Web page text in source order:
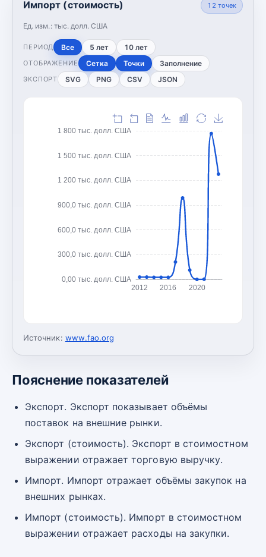
Импорт (стоимость)
Ед. изм.: тыс. долл. США
12 точек
ПЕРИОД Все 5 лет 10 лет
ОТОБРАЖЕНИЕ Сетка Точки Заполнение
ЭКСПОРТ SVG PNG CSV JSON
0,00 тыс. долл. США
300,0 тыс. долл. США
600,0 тыс. долл. США
900,0 тыс. долл. США
1 200 тыс. долл. США
1 500 тыс. долл. США
1 800 тыс. долл. США
2012 2016 2020
Источник: www.fao.org
Пояснение показателей
Экспорт. Экспорт показывает объёмы
поставок на внешние рынки.
Экспорт (стоимость). Экспорт в стоимостном
выражении отражает торговую выручку.
Импорт. Импорт отражает объёмы закупок на
внешних рынках.
Импорт (стоимость). Импорт в стоимостном
выражении отражает расходы на закупки.